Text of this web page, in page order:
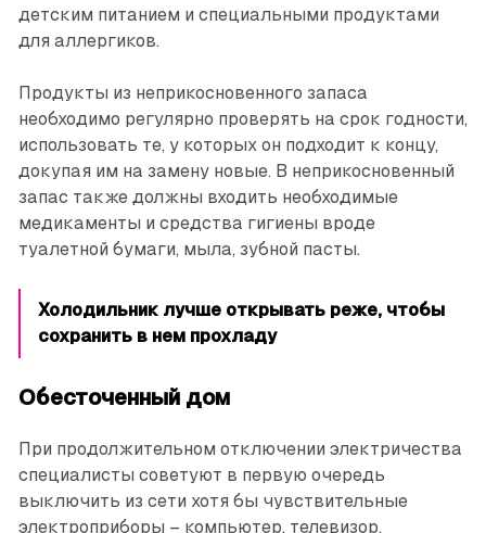
детским питанием и специальными продуктами
для аллергиков.
Продукты из неприкосновенного запаса
необходимо регулярно проверять на срок годности,
использовать те, у которых он подходит к концу,
докупая им на замену новые. В неприкосновенный
запас также должны входить необходимые
медикаменты и средства гигиены вроде
туалетной бумаги, мыла, зубной пасты.
Холодильник лучше открывать реже, чтобы
сохранить в нем прохладу
Обесточенный дом
При продолжительном отключении электричества
специалисты советуют в первую очередь
выключить из сети хотя бы чувствительные
электроприборы – компьютер, телевизор,